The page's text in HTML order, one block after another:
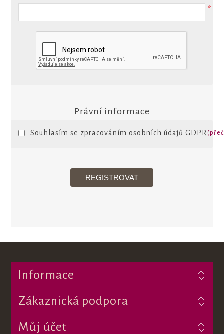
*
Právní informace
Souhlasím se zpracováním osobních údajů GDPR
Informace
Zákaznická podpora
Můj účet